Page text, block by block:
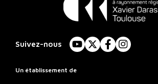
Rayonnement
Régional
Suivez-nous
YouTube
X FacebookInstagram
Un établissement de